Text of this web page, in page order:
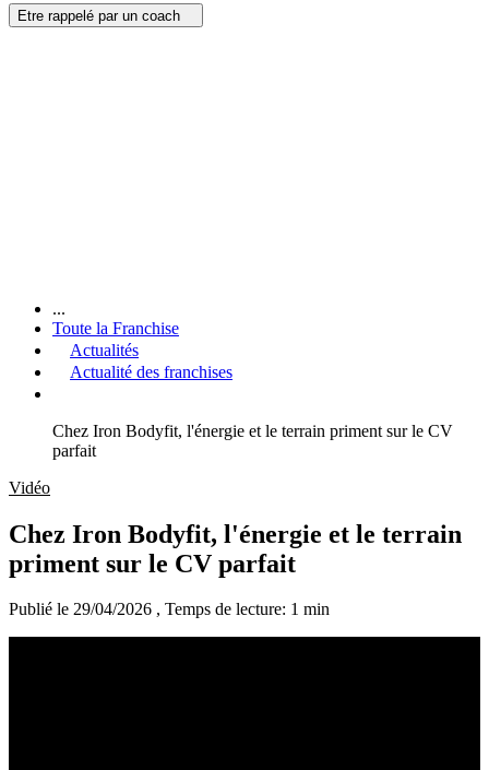
Etre rappelé par un coach
...
Toute la Franchise
Actualités
Actualité des franchises
Chez Iron Bodyfit, l'énergie et le terrain priment sur le CV
parfait
Vidéo
Chez Iron Bodyfit, l'énergie et le terrain
priment sur le CV parfait
Publié le 29/04/2026 , Temps de lecture: 1 min